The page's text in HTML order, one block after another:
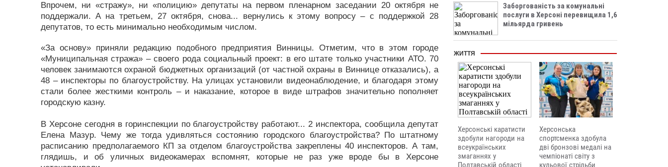
Впрочем, ни «стражу», ни «полицию» депутаты на первом пленарном заседании 20 октября не
поддержали. А на третьем, 27 октября, снова... вернулись к этому вопросу – с поддержкой 28
депутатов, то есть минимально необходимым числом.
«За основу» приняли редакцию подобного предприятия Винницы. Отметим, что в этом городе
«Муниципальная стража» – своего рода социальный проект: в его штате только участники АТО. 70
человек занимаются охраной бюджетных организаций (от частной охраны в Виннице отказались), а
48 – инспекторы по благоустройству. На улицах установили видеонаблюдение, и благодаря этому
стали более жесткими контроль – и наказание, которое в виде штрафов значительно пополняет
городскую казну.
В Херсоне сегодня в горинспекции по благоустройству работают... 2 инспектора, сообщила депутат
Елена Мазур. Чему же тогда удивляться состоянию городского благоустройства? По штатному
расписанию предполагаемого КП за отделом благоустройства закреплены 40 инспекторов. А там,
глядишь, и об уличных видеокамерах вспомнят, которые не раз уже вроде бы в Херсоне
Заборгованість за комунальні
послуги в Херсоні перевищила 1,6
мільярда гривень
ЖИТТЯ
Херсонські каратисти
здобули нагороди на
всеукраїнських
змаганнях у
Полтавській області
Херсонська
спортсменка здобула
дві бронзові медалі на
чемпіонаті світу з
кульової стрільби